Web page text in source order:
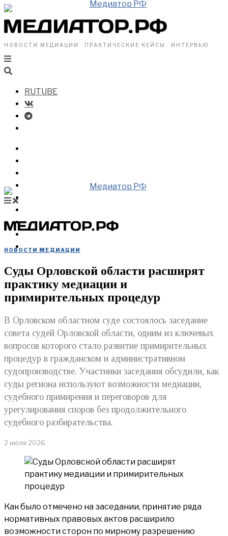
НОВОСТИ МЕДИАЦИИ · ПРАКТИЧЕСКИЕ КЕЙСЫ · ИНТЕРВЬЮ
RUTUBE
ВИДЕО
КУПИТЬ
НОВОСТИ МЕДИАЦИИ
Суды Орловской области расширят
практику медиации и
примирительных процедур
В Орловском областном суде состоялось заседание
совета судей Орловской области, одним из ключевых
вопросов которого стало развитие примирительных
процедур в гражданском и административном
судопроизводстве. Участники заседания обсудили, как
суды региона используют возможности медиации,
судебного примирения и переговоров для
урегулирования споров без продолжительного
судебного разбирательства.
2 июля 2026
Как было отмечено на заседании, принятие ряда
нормативных правовых актов расширило
возможности сторон по мирному разрешению